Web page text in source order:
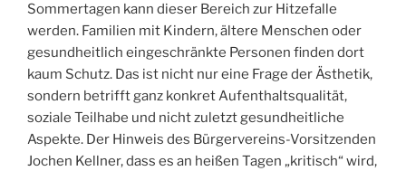
Sommertagen kann dieser Bereich zur Hitzefalle
werden. Familien mit Kindern, ältere Menschen oder
gesundheitlich eingeschränkte Personen finden dort
kaum Schutz. Das ist nicht nur eine Frage der Ästhetik,
sondern betrifft ganz konkret Aufenthaltsqualität,
soziale Teilhabe und nicht zuletzt gesundheitliche
Aspekte. Der Hinweis des Bürgervereins-Vorsitzenden
Jochen Kellner, dass es an heißen Tagen „kritisch“ wird,